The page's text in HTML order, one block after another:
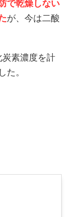
で乾燥しない
が、今は二酸
炭素濃度を計
た。